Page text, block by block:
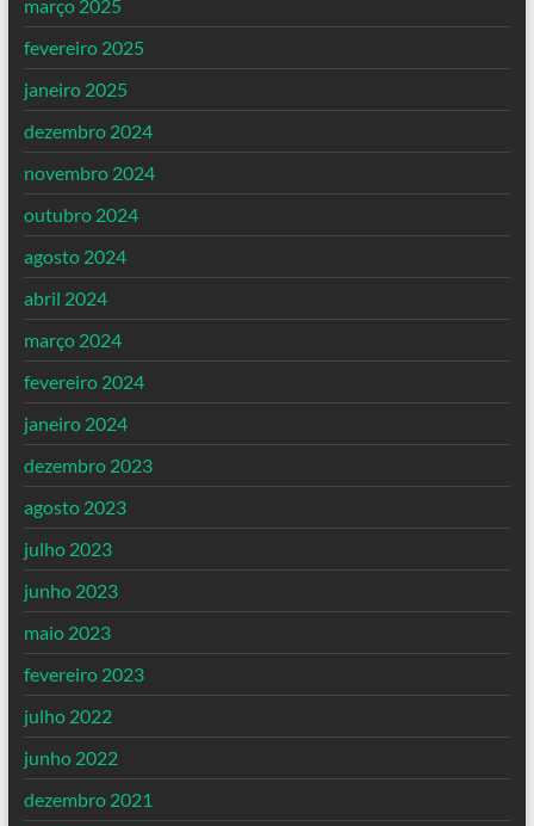
março 2025
fevereiro 2025
janeiro 2025
dezembro 2024
novembro 2024
outubro 2024
agosto 2024
abril 2024
março 2024
fevereiro 2024
janeiro 2024
dezembro 2023
agosto 2023
julho 2023
junho 2023
maio 2023
fevereiro 2023
julho 2022
junho 2022
dezembro 2021